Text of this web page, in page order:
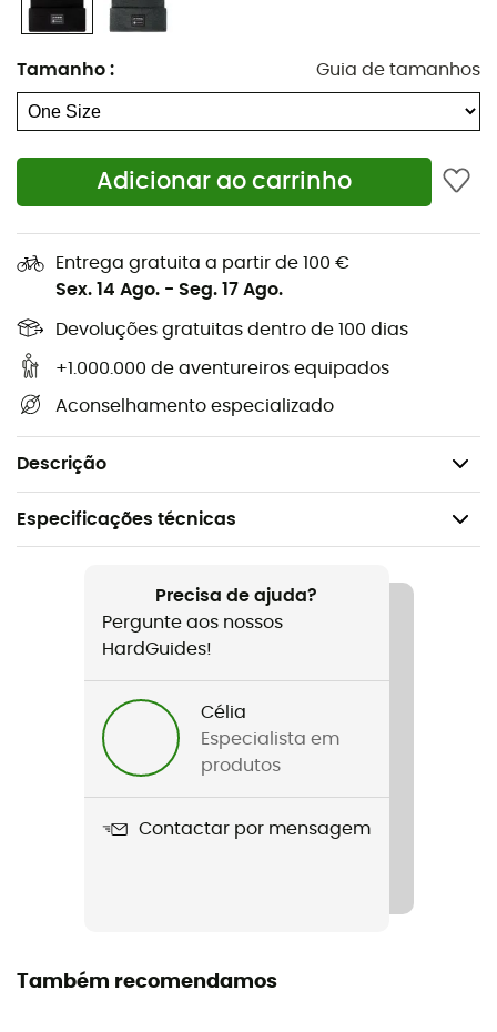
Tamanho : Guia de tamanhos
Adicionar ao carrinho
Entrega gratuita a partir de 100 €
Sex. 14 Ago. - Seg. 17 Ago.
Devoluções gratuitas dentro de 100 dias
+1.000.000 de aventureiros equipados
Aconselhamento especializado
Descrição
Um clássico atemporal, leve e confortável, oDakine
Cutter
Beanieé o exemplo perfeito do gorro clássico.
adornado com um emblema com logotipo tecido.
Materiais: 100% acrílico
Especificações técnicas
Ski alpino / Viagem / O dia a dia
Nome do produto
Cutter Beanie
Precisa de ajuda?
Pergunte aos nossos
HardGuides!
Célia
Especialista em
produtos
Contactar por mensagem
Também recomendamos